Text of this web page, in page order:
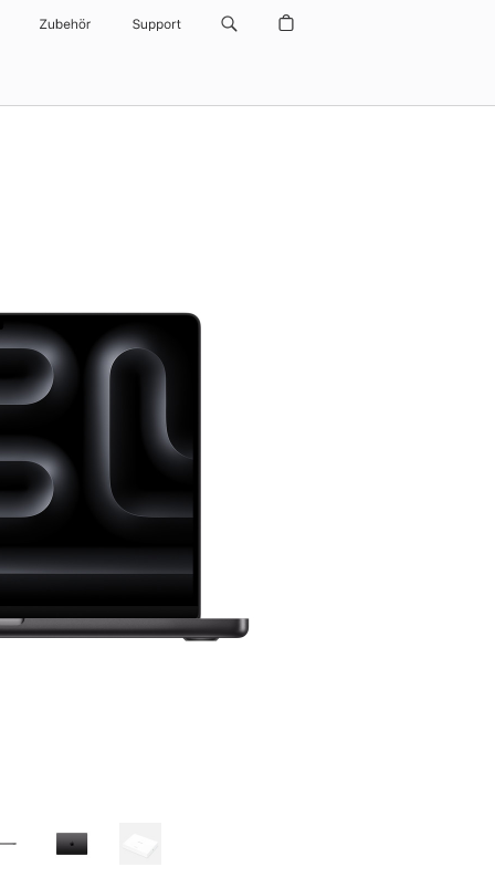
Zubehör Support